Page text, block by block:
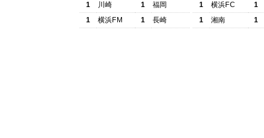
1
川崎 1
福岡
1
横浜FM 1 長崎
1
横浜FC
1
1
湘南 1